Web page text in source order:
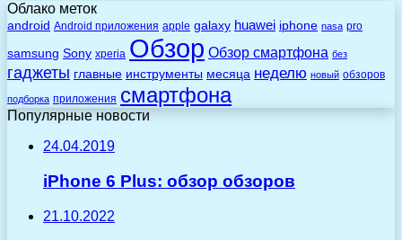
Облако меток
android Android приложения apple galaxy huawei iphone nasa pro
samsung Sony xperia Обзор Обзор смартфона без
гаджеты главные инструменты месяца неделю новый обзоров
подборка приложения смартфона
Популярные новости
24.04.2019
iPhone 6 Plus: обзор обзоров
21.10.2022